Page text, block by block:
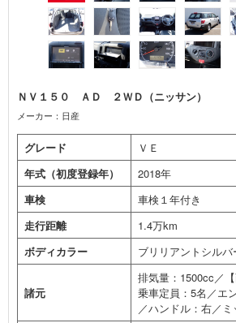
ＮＶ１５０ ＡＤ ２ＷＤ（ニッサン）
メーカー：日産
グレード
ＶＥ
年式（初度登録年）
2018年
車検
車検１年付き
走行距離
1.4万km
ボディカラー
ブリリアントシルバ
諸元
排気量：1500cc／
乗車定員：5名／エ
／ハンドル：右／